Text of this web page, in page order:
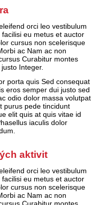
orci leo vestibulum
eu metus et auctor
cursus non scelerisque
ac Nam ac non
Curabitur montes
Integer.
porta quis Sed consequat
eros semper dui justo sed
odio dolor massa volutpat
purus pede tincidunt
elit quis at quis vitae id
iaculis dolor
aktivit
orci leo vestibulum
eu metus et auctor
cursus non scelerisque
ac Nam ac non